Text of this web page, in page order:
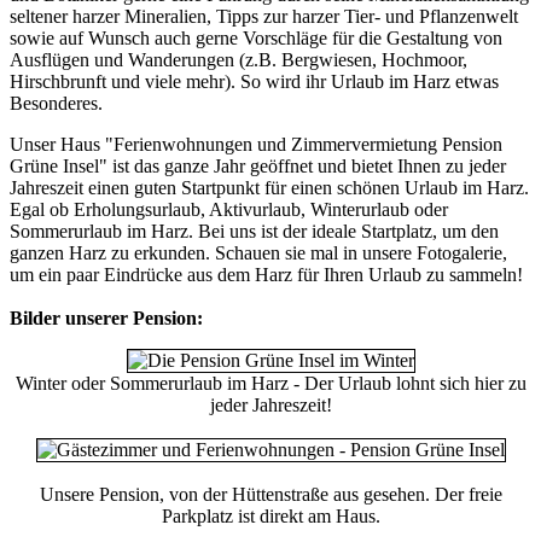
seltener harzer Mineralien, Tipps zur harzer Tier- und Pflanzenwelt
sowie auf Wunsch auch gerne Vorschläge für die Gestaltung von
Ausflügen und Wanderungen (z.B. Bergwiesen, Hochmoor,
Hirschbrunft und viele mehr). So wird ihr Urlaub im Harz etwas
Besonderes.
Unser Haus "Ferienwohnungen und Zimmervermietung Pension
Grüne Insel" ist das ganze Jahr geöffnet und bietet Ihnen zu jeder
Jahreszeit einen guten Startpunkt für einen schönen Urlaub im Harz.
Egal ob Erholungsurlaub, Aktivurlaub, Winterurlaub oder
Sommerurlaub im Harz. Bei uns ist der ideale Startplatz, um den
ganzen Harz zu erkunden. Schauen sie mal in unsere Fotogalerie,
um ein paar Eindrücke aus dem Harz für Ihren Urlaub zu sammeln!
Bilder unserer Pension:
Winter oder Sommerurlaub im Harz - Der Urlaub lohnt sich hier zu
jeder Jahreszeit!
Unsere Pension, von der Hüttenstraße aus gesehen. Der freie
Parkplatz ist direkt am Haus.